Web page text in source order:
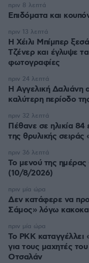
Επιδόματα και
πριν 8 λεπτά
Η Χέιλι Μπίμπερ
Τζένερ και έγλυψε
φωτογραφίες
πριν 13 λεπτά
Η Αγγελική Δαλιάνη
καλύτερη περίοδο
πριν 24 λεπτά
Πέθανε σε ηλικία
της θρυλικής
πριν 32 λεπτά
Το μενού της
(10/8/2026)
πριν 36 λεπτά
Δεν κατάφερε να
Σάμος» λόγω
πριν μία ώρα
Το PKK
για τους μαχητές
Οτσαλάν
πριν μία ώρα